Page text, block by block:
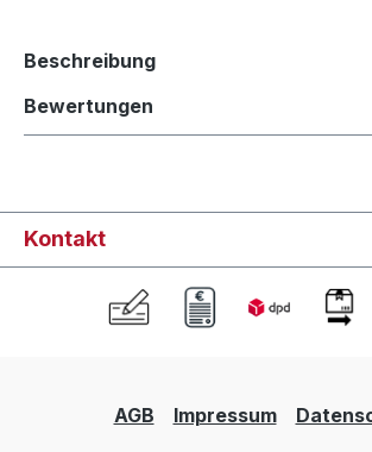
Beschreibung
Bewertungen
Kontakt
AGB Impressum